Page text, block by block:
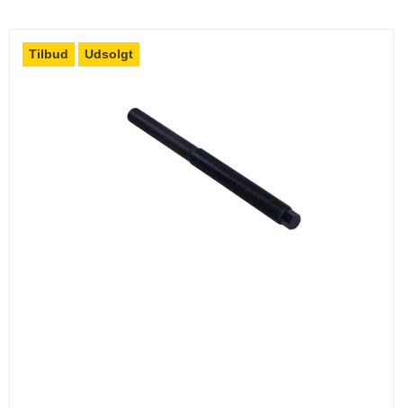
Tilbud Udsolgt